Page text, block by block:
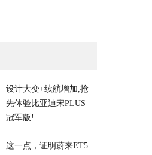
设计大变+续航增加,抢
先体验比亚迪宋PLUS
冠军版!
这一点，证明蔚来ET5